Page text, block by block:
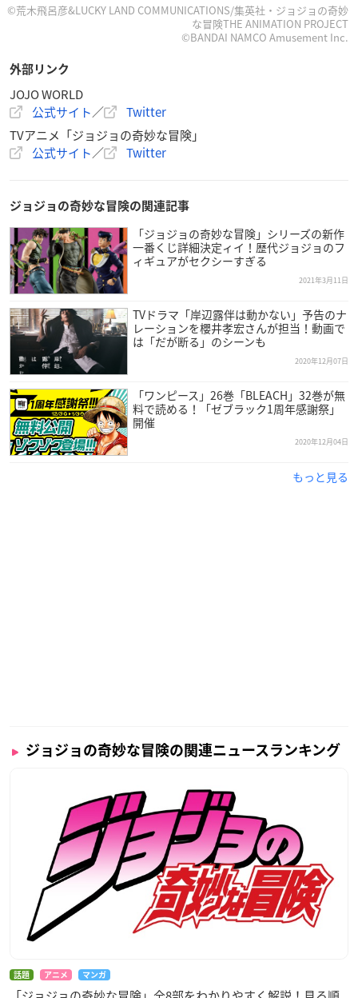
D』が開催決定！
』第1部～第5部のアトラクション
さんの内容になっていますので、続報を楽しみにお待ちくだ
詳細はコチラ▶https://t.co/gJGr8mzJw1
— 【公式】JOJO WORLD(ジョジョワールド) (@JOJO_WOR
LD2021) December 17, 2020
©荒木飛呂彦&LUCKY LAND COMMUNICATIONS/集英社・ジョジョの奇妙
な冒険THE ANIMATION PROJECT
©BANDAI NAMCO Amusement Inc.
外部リンク
JOJO WORLD
公式サイト／
Twitter
TVアニメ「ジョジョの奇妙な冒険」
公式サイト／ Twitter
ジョジョの奇妙な冒険の関連記事
「ジョジョの奇妙な冒険」シリーズの新作
一番くじ詳細決定ィイ！歴代ジョジョのフ
ィギュアがセクシーすぎる
2021年3月11日
TVドラマ「岸辺露伴は動かない」予告のナ
レーションを櫻井孝宏さんが担当！動画で
は「だが断る」のシーンも
2020年12月07日
「ワンピース」26巻「BLEACH」32巻が無
料で読める！「ゼブラック1周年感謝祭」
開催
2020年12月04日
もっと見る
ジョジョの奇妙な冒険の関連ニュースランキング
話題 アニメ マンガ